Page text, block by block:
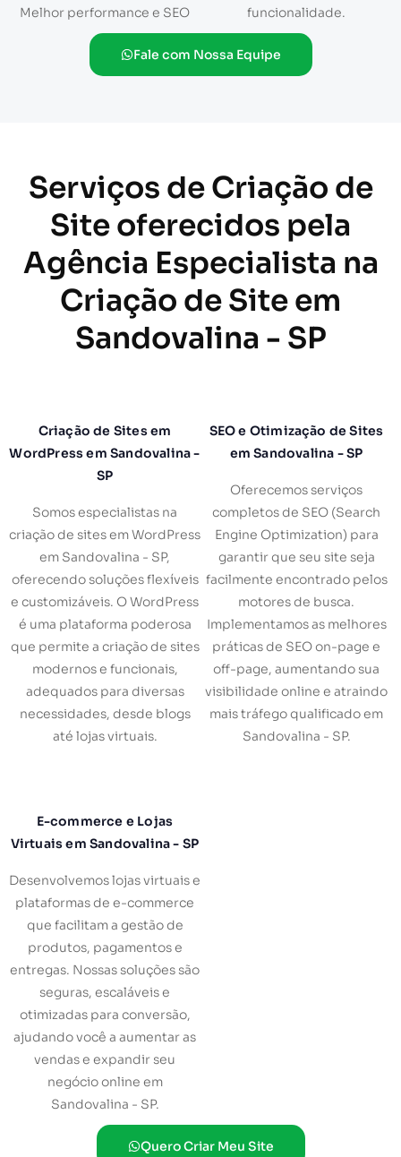
Melhor performance e SEO
funcionalidade.
Fale com Nossa Equipe
Serviços de Criação de
Site oferecidos pela
Agência Especialista na
Criação de Site em
Sandovalina - SP
Criação de Sites em
WordPress em Sandovalina -
SP
Somos especialistas na
criação de sites em WordPress
em Sandovalina - SP,
oferecendo soluções flexíveis
e customizáveis. O WordPress
é uma plataforma poderosa
que permite a criação de sites
modernos e funcionais,
adequados para diversas
necessidades, desde blogs
até lojas virtuais.
SEO e Otimização de Sites
em Sandovalina - SP
Oferecemos serviços
completos de SEO (Search
Engine Optimization) para
garantir que seu site seja
facilmente encontrado pelos
motores de busca.
Implementamos as melhores
práticas de SEO on-page e
off-page, aumentando sua
visibilidade online e atraindo
mais tráfego qualificado em
Sandovalina - SP.
E-commerce e Lojas
Virtuais em Sandovalina - SP
Desenvolvemos lojas virtuais e
plataformas de e-commerce
que facilitam a gestão de
produtos, pagamentos e
entregas. Nossas soluções são
seguras, escaláveis e
otimizadas para conversão,
ajudando você a aumentar as
vendas e expandir seu
negócio online em
Sandovalina - SP.
Quero Criar Meu Site